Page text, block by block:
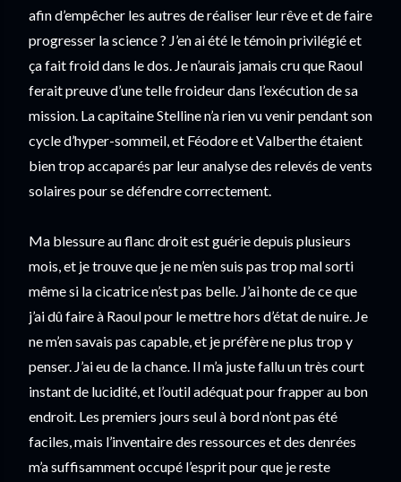
afin d’empêcher les autres de réaliser leur rêve et de faire
progresser la science ? J’en ai été le témoin privilégié et
ça fait froid dans le dos. Je n’aurais jamais cru que Raoul
ferait preuve d’une telle froideur dans l’exécution de sa
mission. La capitaine Stelline n’a rien vu venir pendant son
cycle d’hyper-sommeil, et Féodore et Valberthe étaient
bien trop accaparés par leur analyse des relevés de vents
solaires pour se défendre correctement.
Ma blessure au flanc droit est guérie depuis plusieurs
mois, et je trouve que je ne m’en suis pas trop mal sorti
même si la cicatrice n’est pas belle. J’ai honte de ce que
j’ai dû faire à Raoul pour le mettre hors d’état de nuire. Je
ne m’en savais pas capable, et je préfère ne plus trop y
penser. J’ai eu de la chance. Il m’a juste fallu un très court
instant de lucidité, et l’outil adéquat pour frapper au bon
endroit. Les premiers jours seul à bord n’ont pas été
faciles, mais l’inventaire des ressources et des denrées
m’a suffisamment occupé l’esprit pour que je reste